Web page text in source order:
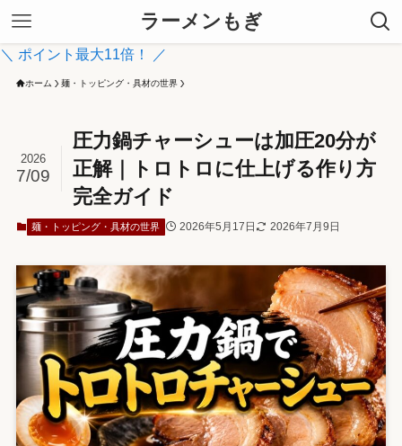
ラーメンもぎ
＼ ポイント最大11倍！ ／
ホーム 麺・トッピング・具材の世界
圧力鍋チャーシューは加圧20分が
正解｜トロトロに仕上げる作り方
完全ガイド
2026
7/09
麺・トッピング・具材の世界 2026年5月17日 2026年7月9日